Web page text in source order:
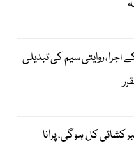
روایتی سیم کی تبدیلی
کشائی کل ہوگی، پرانا